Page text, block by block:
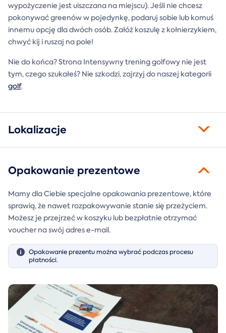
wypożyczenie jest uiszczana na miejscu). Jeśli nie chcesz
pokonywać greenów w pojedynkę, podaruj sobie lub komuś
innemu opcję dla dwóch osób. Załóż koszulę z kołnierzykiem,
chwyć kij i ruszaj na pole!
Nie do końca? Strona Intensywny trening golfowy nie jest
tym, czego szukałeś? Nie szkodzi, zajrzyj do naszej kategorii
golf.
Lokalizacje
Opakowanie prezentowe
Mamy dla Ciebie specjalne opakowania prezentowe, które
sprawią, że nawet rozpakowywanie stanie się przeżyciem.
Możesz je przejrzeć w koszyku lub bezpłatnie otrzymać
voucher na swój adres e-mail.
Opakowanie prezentu można wybrać podczas procesu
płatności.